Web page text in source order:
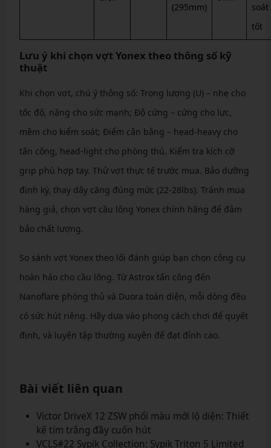
(295mm)
soát
tốt
Lưu ý khi chọn vợt Yonex theo thông số kỹ
thuật
Khi chọn vợt, chú ý thông số: Trọng lượng (U) – nhẹ cho
tốc độ, nặng cho sức mạnh; Độ cứng – cứng cho lực,
mềm cho kiểm soát; Điểm cân bằng – head-heavy cho
tấn công, head-light cho phòng thủ. Kiểm tra kích cỡ
grip phù hợp tay. Thử vợt thực tế trước mua. Bảo dưỡng
định kỳ, thay dây căng đúng mức (22-28lbs). Tránh mua
hàng giả, chọn vợt cầu lông Yonex chính hãng để đảm
bảo chất lượng.
So sánh vợt Yonex theo lối đánh giúp bạn chọn công cụ
hoàn hảo cho cầu lông. Từ Astrox tấn công đến
Nanoflare phòng thủ và Duora toàn diện, mỗi dòng đều
có sức hút riêng. Hãy dựa vào phong cách chơi để quyết
định, và luyện tập thường xuyên để đạt đỉnh cao.
Bài viết liên quan
Victor DriveX 12 ZSW phối màu mới lộ diện: Thiết
kế tím trắng đầy cuốn hút
VCLS#22 Sypik Collection: Sypik Triton 5 Limited